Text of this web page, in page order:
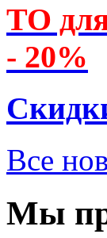
ТО
- 20%
Все
Мы